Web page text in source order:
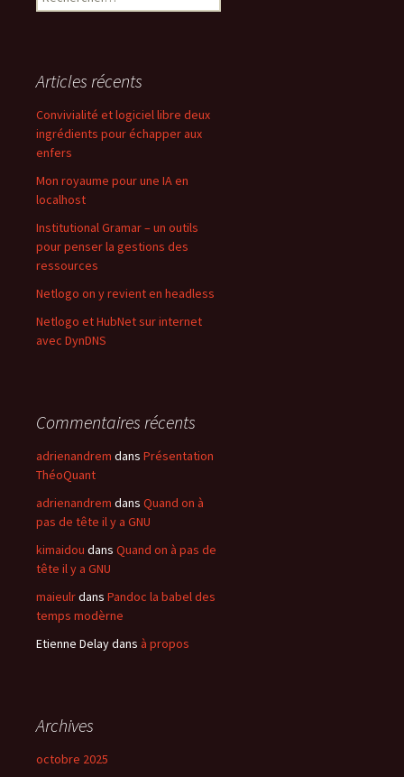
Articles récents
Convivialité et logiciel libre deux
ingrédients pour échapper aux
enfers
Mon royaume pour une IA en
localhost
Institutional Gramar – un outils
pour penser la gestions des
ressources
Netlogo on y revient en headless
Netlogo et HubNet sur internet
avec DynDNS
Commentaires récents
adrienandrem dans Présentation
ThéoQuant
adrienandrem dans Quand on à
pas de tête il y a GNU
kimaidou dans Quand on à pas de
tête il y a GNU
maieulrdans Pandoc la babel des
temps modèrne
Etienne Delaydans à propos
Archives
octobre 2025